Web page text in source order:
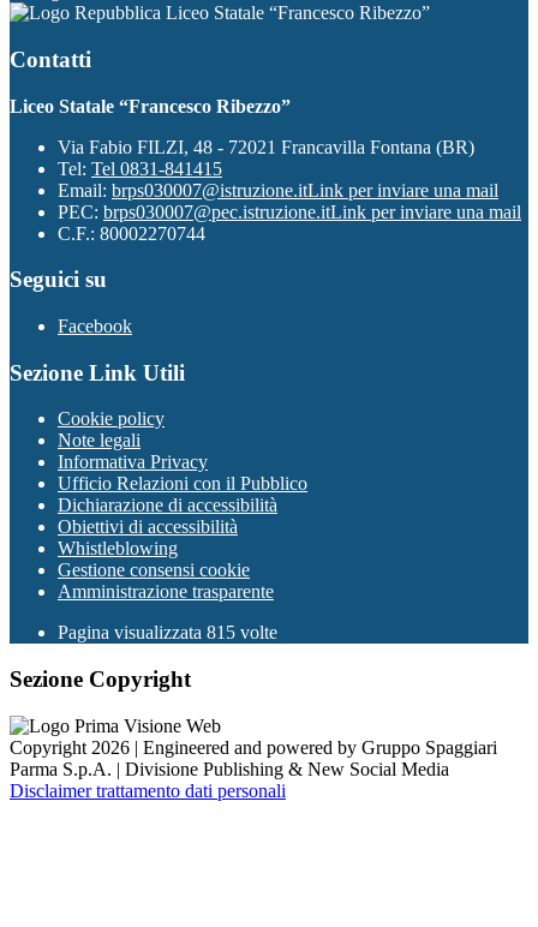
Liceo Statale “Francesco Ribezzo”
Contatti
Liceo Statale “Francesco Ribezzo”
Via Fabio FILZI, 48 - 72021 Francavilla Fontana (BR)
Tel: Tel 0831-841415
Email: brps030007@istruzione.itLink per inviare una mail
PEC: brps030007@pec.istruzione.itLink per inviare una mail
C.F.: 80002270744
Seguici su
Facebook
Sezione Link Utili
Cookie policy
Note legali
Informativa Privacy
Ufficio Relazioni con il Pubblico
Dichiarazione di accessibilità
Obiettivi di accessibilità
Whistleblowing
Gestione consensi cookie
Amministrazione trasparente
Pagina visualizzata 815 volte
Sezione Copyright
Copyright 2026 | Engineered and powered by Gruppo Spaggiari
Parma S.p.A. | Divisione Publishing & New Social Media
Disclaimer trattamento dati personali